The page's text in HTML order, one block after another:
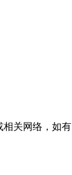
相关网络，如有